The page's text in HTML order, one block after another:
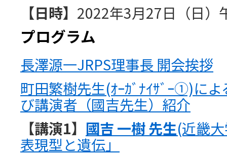
【日時】 2022年3月27日（日）
プログラム
長澤源一JRPS理事長 開会挨拶
町田繁樹先生(ｵｰｶﾞﾅｲｻﾞｰ①)によ
び講演者（國吉先生）紹介
【講演1】 國吉 一樹 先生(近畿
表現型と遺伝」